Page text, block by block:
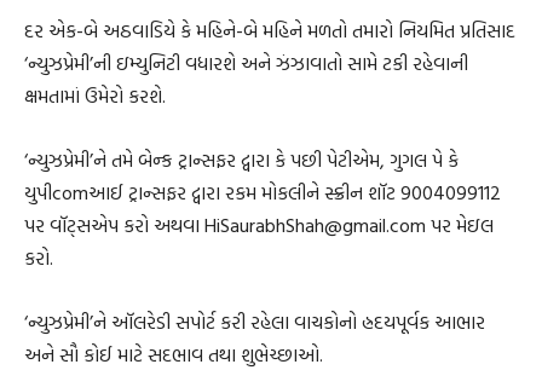
દર એક-બે અઠવાડિયે કે મહિને-બે મહિને મળતો તમારો નિયમિત પ્રતિસાદ
‘ન્યુઝપ્રેમી’ની ઇમ્યુનિટી વધારશે અને ઝંઝાવાતો સામે ટકી રહેવાની
ક્ષમતામાં ઉમેરો કરશે.
‘ન્યુઝપ્રેમી’ને તમે બેન્ક ટ્રાન્સફર દ્વારા કે પછી પેટીએમ, ગુગલ પે કે
યુપીcomઆઈ ટ્રાન્સફર દ્વારા રકમ મોકલીને સ્ક્રીન શૉટ 9004099112
પર વૉટ્સએપ કરો અથવા HiSaurabhShah@gmail.com પર મેઇલ
કરો.
‘ન્યુઝપ્રેમી’ને ઑલરેડી સપોર્ટ કરી રહેલા વાચકોનો હ્રદયપૂર્વક આભાર
અને સૌ કોઈ માટે સદભાવ તથા શુભેચ્છાઓ.